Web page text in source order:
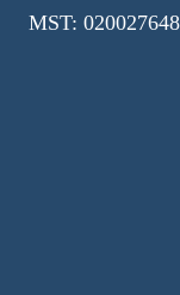
MST: